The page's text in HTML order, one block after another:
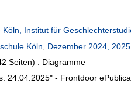
Institut für
Köln, Dezember 2024, 2025
Seiten) : Diagramme
24.04.2025" - Frontdoor